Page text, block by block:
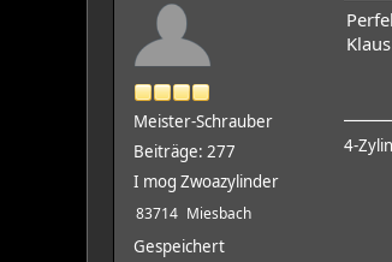
Meister-Schrauber
Beiträge: 277
I mog Zwoazylinder
83714 Miesbach
Gespeichert
Klaus
4-